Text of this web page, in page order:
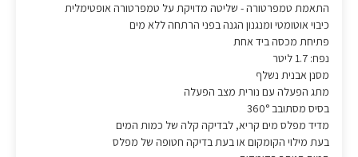
התאמת טמפרטורה - שליטה מדויקת על טמפרטורה אופטימלית
כיבוי אוטומטי ומנגנון הגנה בפני הרתחה ללא מים
פתיחת מכסה ביד אחת
נפח: 1.7 ליטר
מסנן אבנית נשלף
מתג הפעלה עם נורית מצב הפעלה
בסיס מסתובב 360°
מדיד מפלס מים קריא, לבדיקה קלה של כמות המים
בעת מילוי הקומקום או בעת בדיקה חטופה של מפלס